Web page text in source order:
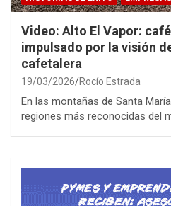
Video: Alto El Vapor:
impulsado por la visión
cafetalera
19/03/2026 Rocío Estrada
En las montañas de Santa
regiones más reconocidas del